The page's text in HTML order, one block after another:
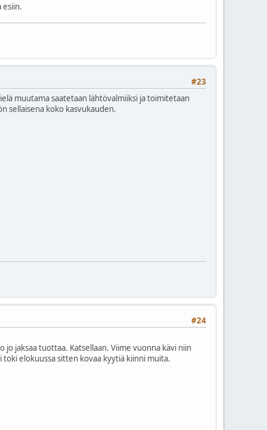
esiin.
#23
muutama saatetaan lähtövalmiiksi ja toimitetaan
sellaisena koko kasvukauden.
#24
jaksaa tuottaa. Katsellaan. Viime vuonna kävi niin
elokuussa sitten kovaa kyytiä kiinni muita.